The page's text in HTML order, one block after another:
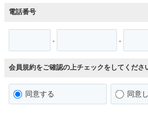
電話番号
- -
会員規約をご確認の上チェックをしてくださ
同意する 同意